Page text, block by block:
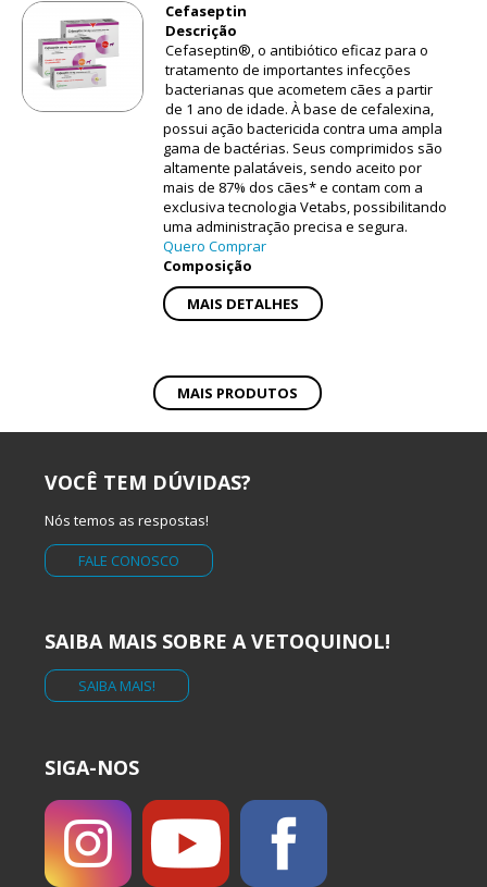
Cefaseptin
Descrição
Cefaseptin®, o antibiótico eficaz para o
tratamento de importantes infecções
bacterianas que acometem cães a partir
de 1 ano de idade. À base de cefalexina,
possui ação bactericida contra uma ampla
gama de bactérias. Seus comprimidos são
altamente palatáveis, sendo aceito por
mais de 87% dos cães* e contam com a
exclusiva tecnologia Vetabs, possibilitando
uma administração precisa e segura.
Quero Comprar
Composição
MAIS DETALHES
MAIS PRODUTOS
VOCÊ TEM DÚVIDAS?
Nós temos as respostas!
FALE CONOSCO
SAIBA MAIS SOBRE A VETOQUINOL!
SAIBA MAIS!
SIGA-NOS